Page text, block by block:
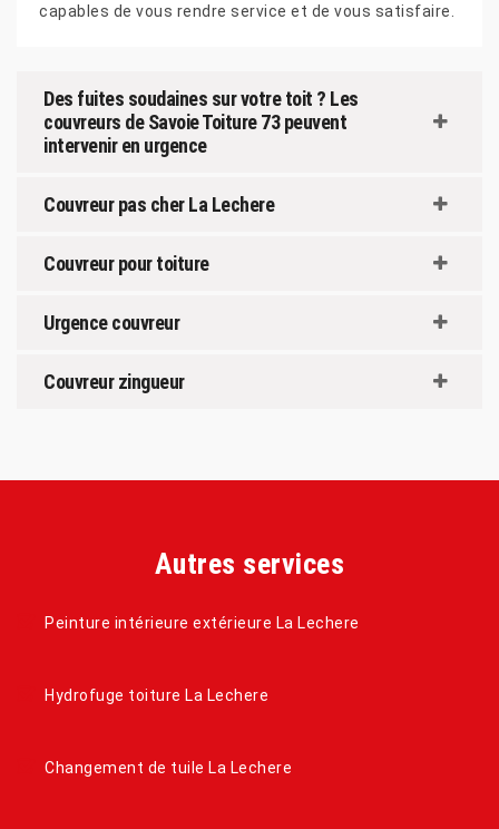
capables de vous rendre service et de vous satisfaire.
Des fuites soudaines sur votre toit ? Les
couvreurs de Savoie Toiture 73 peuvent
intervenir en urgence
Couvreur pas cher La Lechere
Couvreur pour toiture
Urgence couvreur
Couvreur zingueur
Autres services
Peinture intérieure extérieure La Lechere
Hydrofuge toiture La Lechere
Changement de tuile La Lechere